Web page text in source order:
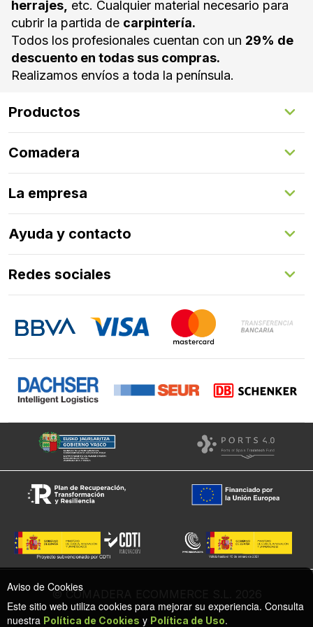
herrajes, etc. Cualquier material necesario para
cubrir la partida de carpintería.
Todos los profesionales cuentan con un 29% de
descuento en todas sus compras.
Realizamos envíos a toda la península.
Productos
Suelos Exteriores
Revestimientos Exteriores
Revestimientos Interiores
Puertas
Herrajes
Comadera
Gestión de servicios
Comadera Connect™
La empresa
Programa de fidelización
Ayuda y contacto
FAQs
Contacto
Redes sociales
Instagram
Facebook
© COMADERA ECOMMERCE S.L. 2026
Aviso de Cookies
Este sitio web utiliza cookies para mejorar su experiencia. Consulta
nuestra Política de Cookies y Política de Uso.